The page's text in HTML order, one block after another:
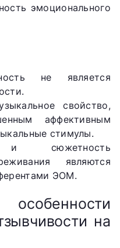
эмоционального
не является
свойство,
аффективным
стимулы.
и сюжетность
являются
ЭОМ.
на